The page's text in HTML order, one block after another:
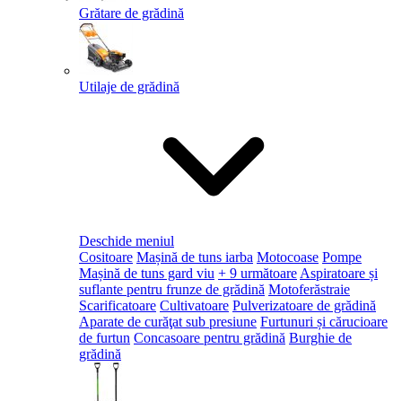
Grătare de grădină
Utilaje de grădină
Deschide meniul
Cositoare Mașină de tuns iarba Motocoase Pompe
Mașină de tuns gard viu + 9 următoare Aspiratoare și
suflante pentru frunze de grădină Motoferăstraie
Scarificatoare Cultivatoare Pulverizatoare de grădină
Aparate de curăţat sub presiune Furtunuri și cărucioare
de furtun Concasoare pentru grădină Burghie de
grădină